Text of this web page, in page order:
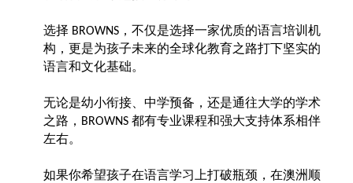
选择 BROWNS ，不仅是选择一家优质的语言培训机
构，更是为孩子未来的全球化教育之路打下坚实的
语言和文化基础。
无论是幼小衔接、中学预备，还是通往大学的学术
之路， BROWNS 都有专业课程和强大支持体系相伴
左右。
如果你希望孩子在语言学习上打破瓶颈，在澳洲顺